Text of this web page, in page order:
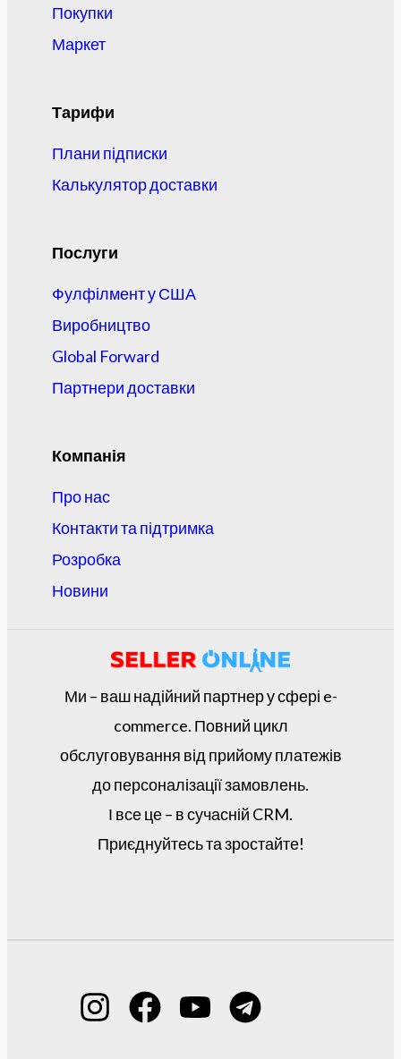
Покупки
Маркет
Тарифи
Плани підписки
Калькулятор доставки
Послуги
Фулфілмент у США
Виробництво
Global Forward
Партнери доставки
Компанія
Про нас
Контакти та підтримка
Розробка
Новини
Ми – ваш надійний партнер у сфері e-
commerce. Повний цикл
обслуговування від прийому платежів
до персоналізації замовлень.
І все це – в сучасній CRM.
Приєднуйтесь та зростайте!